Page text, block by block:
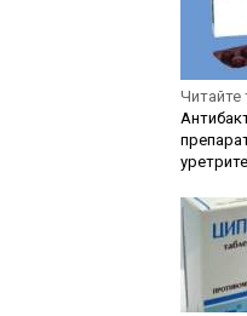
Читайте
уретрите